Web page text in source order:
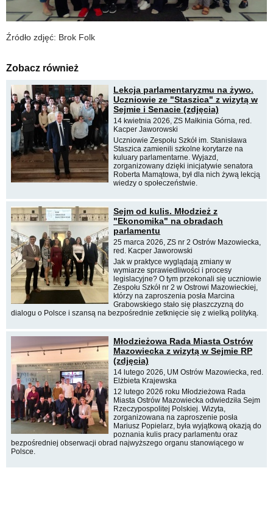
Źródło zdjęć: Brok Folk
Zobacz również
Lekcja parlamentaryzmu na żywo.
Uczniowie ze "Staszica" z wizytą w
Sejmie i Senacie (zdjęcia)
14 kwietnia 2026, ZS Małkinia Górna, red.
Kacper Jaworowski
Uczniowie Zespołu Szkół im. Stanisława
Staszica zamienili szkolne korytarze na
kuluary parlamentarne. Wyjazd,
zorganizowany dzięki inicjatywie senatora
Roberta Mamątowa, był dla nich żywą lekcją
wiedzy o społeczeństwie.
Sejm od kulis. Młodzież z
"Ekonomika" na obradach
parlamentu
25 marca 2026, ZS nr 2 Ostrów Mazowiecka,
red. Kacper Jaworowski
Jak w praktyce wyglądają zmiany w
wymiarze sprawiedliwości i procesy
legislacyjne? O tym przekonali się uczniowie
Zespołu Szkół nr 2 w Ostrowi Mazowieckiej,
którzy na zaproszenia posła Marcina
Grabowskiego stało się płaszczyzną do
dialogu o Polsce i szansą na bezpośrednie zetknięcie się z wielką polityką.
Młodzieżowa Rada Miasta Ostrów
Mazowiecka z wizytą w Sejmie RP
(zdjęcia)
14 lutego 2026, UM Ostrów Mazowiecka, red.
Elżbieta Krajewska
12 lutego 2026 roku Młodzieżowa Rada
Miasta Ostrów Mazowiecka odwiedziła Sejm
Rzeczypospolitej Polskiej. Wizyta,
zorganizowana na zaproszenie posła
Mariusz Popielarz, była wyjątkową okazją do
poznania kulis pracy parlamentu oraz
bezpośredniej obserwacji obrad najwyższego organu stanowiącego w
Polsce.